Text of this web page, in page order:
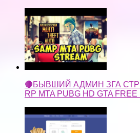
🔴БЫВШИЙ АДМИН ЗГА
RP MTA PUBG HD GTA